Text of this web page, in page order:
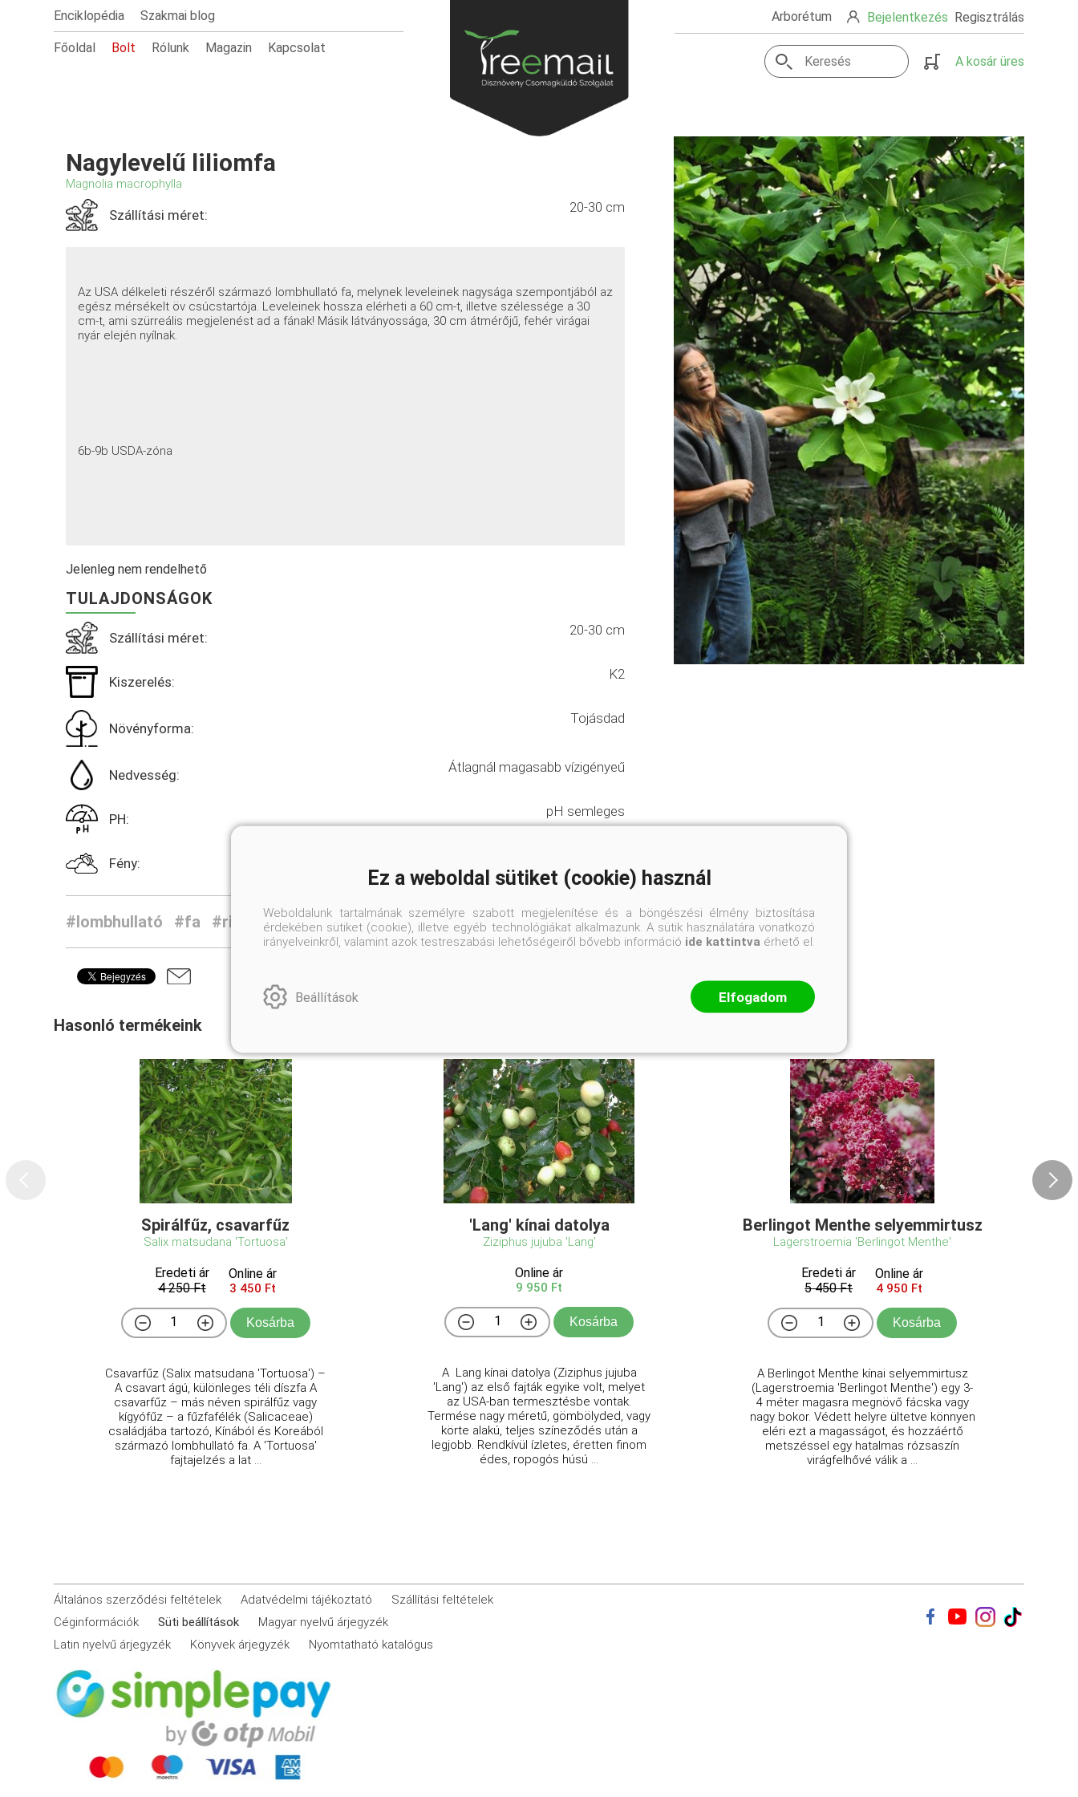
Enciklopédia Szakmai blog
Főoldal Bolt Rólunk Magazin Kapcsolat
Arborétum Bejelentkezés Regisztrálás
A kosár üres
Nagylevelű liliomfa
Magnolia macrophylla
Szállítási méret: 20-30 cm
Az USA délkeleti részéről származó lombhullató fa, melynek leveleinek nagysága szempontjából az
egész mérsékelt öv csúcstartója. Leveleinek hossza elérheti a 60 cm-t, illetve szélessége a 30
cm-t, ami szürreális megjelenést ad a fának! Másik látványossága, 30 cm átmérőjű, fehér virágai
nyár elején nyílnak.
6b-9b USDA-zóna
Jelenleg nem rendelhető
TULAJDONSÁGOK
Szállítási méret: 20-30 cm
Kiszerelés: K2
Növényforma:
Tojásdad
Nedvesség: Átlagnál magasabb vízigényeű
PH: pH semleges
Fény:
#lombhullató #fa #ritkaság #virág
Hasonló termékeink
Spirálfűz, csavarfűz
Salix matsudana 'Tortuosa'
Eredeti ár
4 250 Ft
Online ár
3 450 Ft
Kosárba
Csavarfűz (Salix matsudana 'Tortuosa') –
A csavart ágú, különleges téli díszfa A
csavarfűz – más néven spirálfűz vagy
kígyófűz – a fűzfafélék (Salicaceae)
családjába tartozó, Kínából és Koreából
származó lombhullató fa. A 'Tortuosa'
fajtajelzés a lat ...
'Lang' kínai datolya
Ziziphus jujuba 'Lang'
Online ár
9 950 Ft
Kosárba
A Lang kínai datolya (Ziziphus jujuba
'Lang') az első fajták egyike volt, melyet
az USA-ban termesztésbe vontak.
Termése nagy méretű, gömbölyded, vagy
körte alakú, teljes színeződés után a
legjobb. Rendkívül ízletes, éretten finom
édes, ropogós húsú ...
Berlingot Menthe selyemmirtusz
Lagerstroemia 'Berlingot Menthe'
Eredeti ár
5 450 Ft
Online ár
4 950 Ft
Kosárba
A Berlingot Menthe kínai selyemmirtusz
(Lagerstroemia 'Berlingot Menthe') egy 3-
4 méter magasra megnövő fácska vagy
nagy bokor. Védett helyre ültetve könnyen
eléri ezt a magasságot, és hozzáértő
metszéssel egy hatalmas rózsaszín
virágfelhővé válik a ...
Általános szerződési feltételek Adatvédelmi tájékoztató
Szállítási feltételek
Céginformációk
Süti beállítások
Magyar nyelvű árjegyzék
Latin nyelvű árjegyzék
Könyvek árjegyzék Nyomtatható katalógus
Ez a weboldal sütiket (cookie) használ
Weboldalunk tartalmának személyre szabott megjelenítése és a böngészési élmény biztosítása
érdekében sütiket (cookie), illetve egyéb technológiákat alkalmazunk. A sütik használatára vonatkozó
irányelveinkről, valamint azok testreszabási lehetőségeiről bővebb információ ide kattintva érhető el.
Beállítások Elfogadom